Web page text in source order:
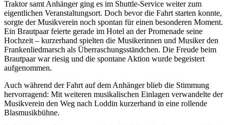
Traktor samt Anhänger ging es im Shuttle-Service weiter zum
eigentlichen Veranstaltungsort. Doch bevor die Fahrt starten konnte,
sorgte der Musikverein noch spontan für einen besonderen Moment.
Ein Brautpaar feierte gerade im Hotel an der Promenade seine
Hochzeit – kurzerhand spielten die Musikerinnen und Musiker den
Frankenliedmarsch als Überraschungsständchen. Die Freude beim
Brautpaar war riesig und die spontane Aktion wurde begeistert
aufgenommen.
Auch während der Fahrt auf dem Anhänger blieb die Stimmung
hervorragend: Mit weiteren musikalischen Einlagen verwandelte der
Musikverein den Weg nach Loddin kurzerhand in eine rollende
Blasmusikbühne.